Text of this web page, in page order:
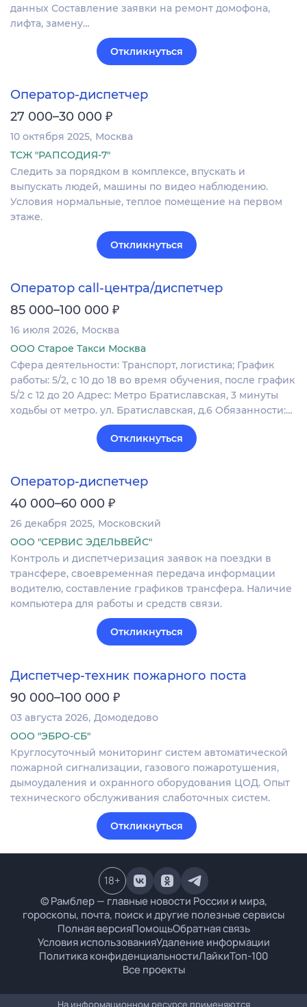
данных Составление заявки на ремонт домофона,
лифта, замену…
Откликнуться
Оператор-диспетчер
27 000–30 000 ₽
10 октября 2025 Москва
ТСЖ "РАПСОДИЯ-7"
Следить за порядком в комплексе, впускать и
выпускать людей, машины по видео наблюдению.
Условия нормальные, теплое помещение на первом
этаже.
Откликнуться
Оператор call-центра/диспетчер
85 000–100 000 ₽
16 июля 2026 Москва
ООО Старое Такси Москва
Сфера деятельности: Транспорт, логистика; График
работы: 5/2, с 10 до 18 во время обучения, после график
5/2 с 12 до 20 Адрес: Метро Братиславская, 3 минуты
ходьбы от метро. ул. Братиславская, д.6 Обязанности:…
Откликнуться
Оператор-диспетчер
40 000–60 000 ₽
26 декабря 2025 Московский
ООО "СЕРВИС ЭДЕЛЬВЕЙС"
Контроль и диспетчеризация заявок на поездки в
трансфере, своевременная передача информации
водителю, составление графиков трансфера. Наличие
компьютера для работы и средств связи.
Откликнуться
Диспетчер-техник пожарного поста
90 000–100 000 ₽
03 августа 2026 Домодедово
ООО "ЭБРО-СБ"
Круглосуточный мониторинг систем автоматической
пожарной сигнализации, газового пожаротушения,
дымоудаления и охранного оборудования ЦОД. Опыт
технического обслуживания слаботочных систем.
Откликнуться
© Рамблер — главные новости России и мира,
гороскопы, почта, поиск и другие полезные сервисы
Полная версияПомощьОбратная связь
Условия использованияУдаление информации
Политика конфиденциальностиЛайкиТоп-100
Все проекты
18+
На информационном ресурсе применяются